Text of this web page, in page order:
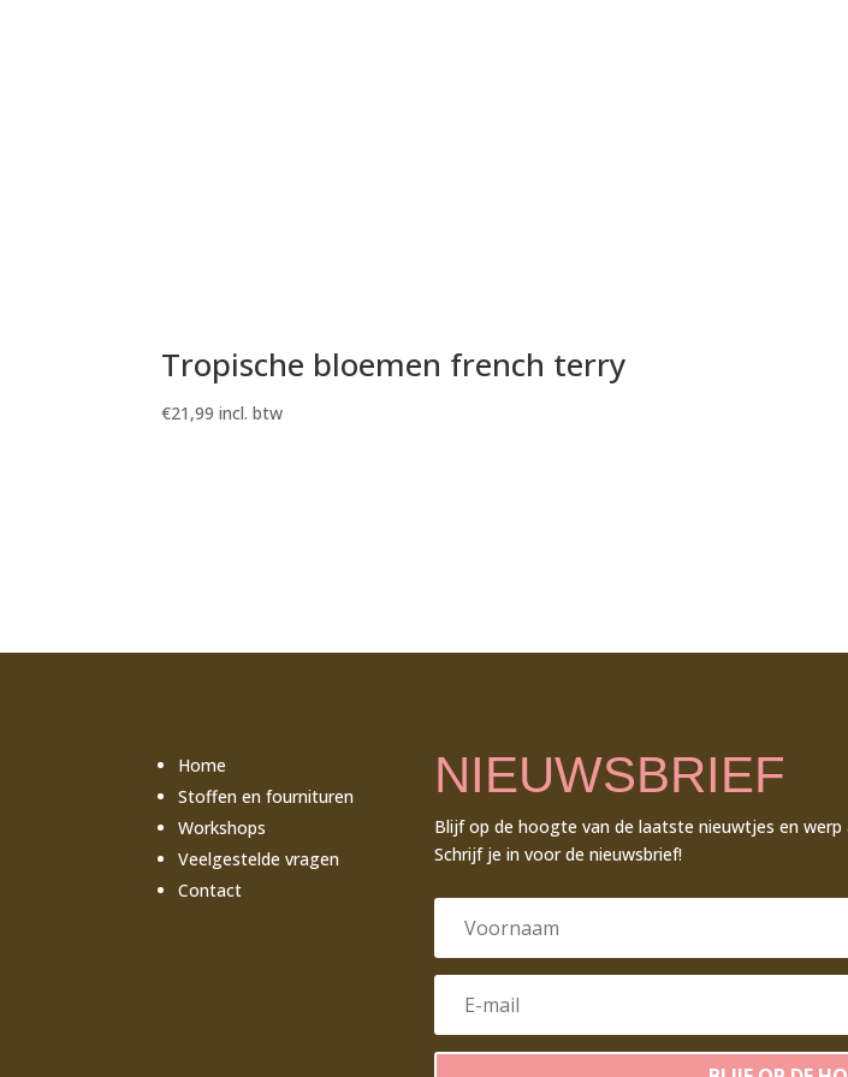
Tropische bloemen french terry
€21,99 incl. btw
Home
Stoffen en fournituren
Workshops
Veelgestelde vragen
Contact
NIEUWSBRIEF
Blijf op de hoogte van de laatste nieuwtjes en
Schrijf je in voor de nieuwsbrief!